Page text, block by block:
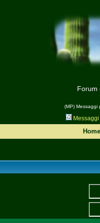
Forum
(MP) Messaggi
Home